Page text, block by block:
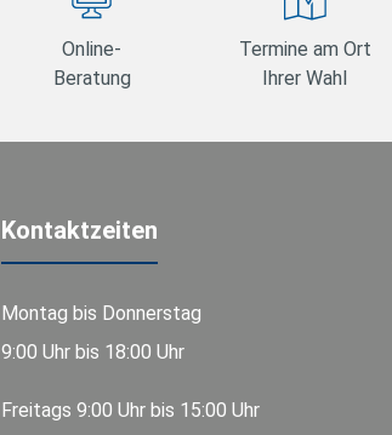
Online-
Beratung
Termine am Ort
Ihrer Wahl
Kontaktzeiten
Montag bis Donnerstag
9:00 Uhr bis 18:00 Uhr
Freitags 9:00 Uhr bis 15:00 Uhr